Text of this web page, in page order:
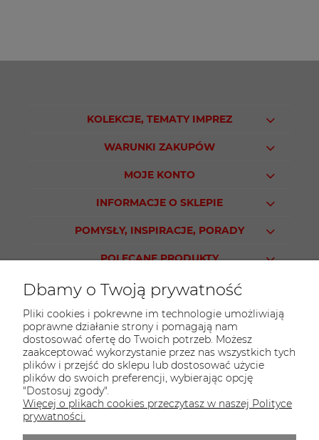
KOLEKCJE, TEMATY IMPREZ
WARUNKI ZAKUPÓW
MOJE KONTO
INFORMACJE O SKLEPIE
POMYSŁY, INSPIRACJE, PORADY
POLECANE PRODUKTY
KONTAKT
Sklep PARTY WORLD
ul. M.Kopernika 13
95-015 Głowno
tel.:
42 298-76-24
Dbamy o Twoją prywatność
Pliki cookies i pokrewne im technologie umożliwiają
poprawne działanie strony i pomagają nam
dostosować ofertę do Twoich potrzeb. Możesz
zaakceptować wykorzystanie przez nas wszystkich tych
plików i przejść do sklepu lub dostosować użycie
plików do swoich preferencji, wybierając opcję
"Dostosuj zgody".
Więcej o plikach cookies przeczytasz w naszej Polityce
prywatności.